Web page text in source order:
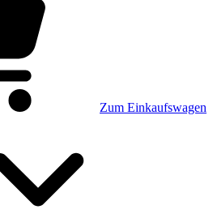
Zum Einkaufswagen